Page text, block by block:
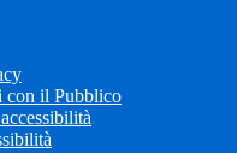
il Pubblico